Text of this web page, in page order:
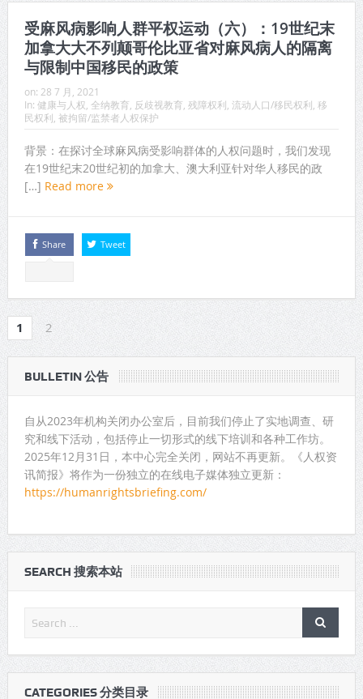
受麻风病影响人群平权运动（六）：19世纪末
加拿大大不列颠哥伦比亚省对麻风病人的隔离
与限制中国移民的政策
on: 28 7 月, 2021
In: 健康与人权 全纳教育 反歧视教育 残障权利 流动人口/移民权利 移
民权利 被拘留/监禁者人权保护
背景：在探讨全球麻风病受影响群体的人权问题时，我们发现
在19世纪末20世纪初的加拿大、澳大利亚针对华人移民的政
[…] Read more
Share Tweet
1 2
BULLETIN 公告
自从2023年机构关闭办公室后，目前我们停止了实地调查、研
究和线下活动，包括停止一切形式的线下培训和各种工作坊。
2025年12月31日，本中心完全关闭，网站不再更新。《人权资
讯简报》将作为一份独立的在线电子媒体独立更新：
https://humanrightsbriefing.com/
SEARCH 搜索本站
CATEGORIES 分类目录